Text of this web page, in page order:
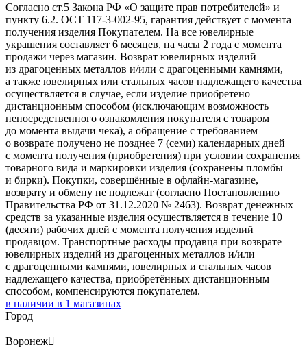
Согласно ст.5 Закона РФ «О защите прав потребителей» и
пункту 6.2. ОСТ 117-3-002-95, гарантия действует с момента
получения изделия Покупателем. На все ювелирные
украшения составляет 6 месяцев, на часы 2 года с момента
продажи через магазин. Возврат ювелирных изделий
из драгоценных металлов и/или с драгоценными камнями,
а также ювелирных или стальных часов надлежащего качества
осуществляется в случае, если изделие приобретено
дистанционным способом (исключающим возможность
непосредственного ознакомления покупателя с товаром
до момента выдачи чека), а обращение с требованием
о возврате получено не позднее 7 (семи) календарных дней
с момента получения (приобретения) при условии сохранения
товарного вида и маркировки изделия (сохранены пломбы
и бирки). Покупки, совершённые в офлайн-магазине,
возврату и обмену не подлежат (согласно Постановлению
Правительства РФ от 31.12.2020 № 2463). Возврат денежных
средств за указанные изделия осуществляется в течение 10
(десяти) рабочих дней с момента получения изделий
продавцом. Транспортные расходы продавца при возврате
ювелирных изделий из драгоценных металлов и/или
с драгоценными камнями, ювелирных и стальных часов
надлежащего качества, приобретённых дистанционным
способом, компенсируются покупателем.
в наличии в 1 магазинах
Город
Воронеж